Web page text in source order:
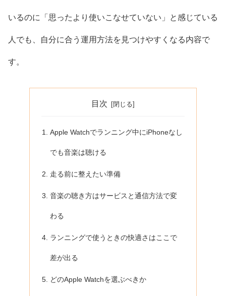
いるのに「思ったより使いこなせていない」と感じている
人でも、自分に合う運用方法を見つけやすくなる内容で
す。
目次
Apple Watchでランニング中にiPhoneなし
でも音楽は聴ける
走る前に整えたい準備
音楽の聴き方はサービスと通信方法で変
わる
ランニングで使うときの快適さはここで
差が出る
どのApple Watchを選ぶべきか